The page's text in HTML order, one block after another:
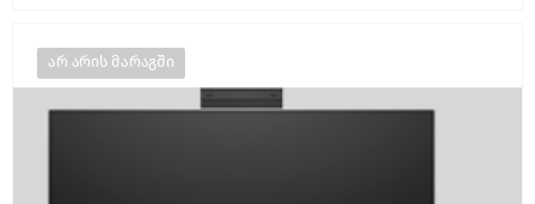
არ არის მარაგში